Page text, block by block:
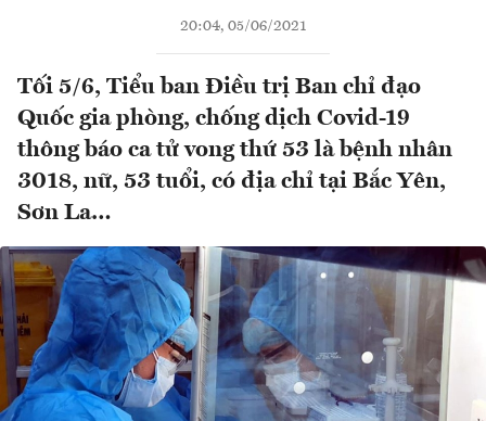
20:04, 05/06/2021
Tối 5/6, Tiểu ban Điều trị Ban chỉ đạo
Quốc gia phòng, chống dịch Covid-19
thông báo ca tử vong thứ 53 là bệnh nhân
3018, nữ, 53 tuổi, có địa chỉ tại Bắc Yên,
Sơn La…